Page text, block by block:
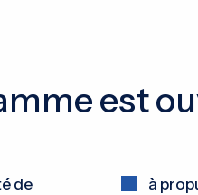
est
de
à